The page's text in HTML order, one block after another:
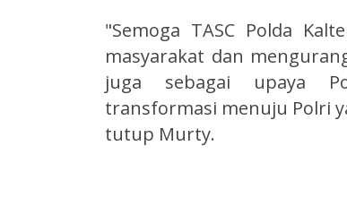
"Semoga TASC Polda
masyarakat dan
juga sebagai upaya
transformasi menuju Polri
tutup Murty.